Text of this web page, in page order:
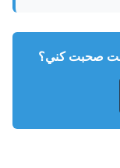
صحبت کني؟